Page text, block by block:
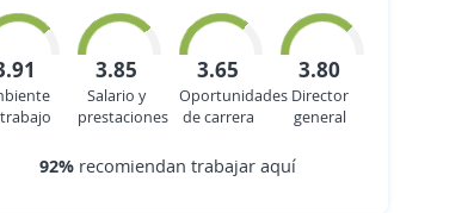
3.85
Salario y
prestaciones
3.65
Oportunidades
de carrera
3.80
Director
general
92%recomiendan trabajar aquí